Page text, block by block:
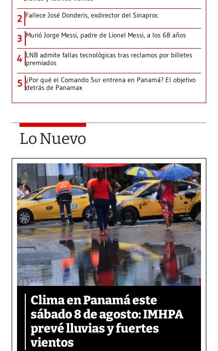
2 Fallece José Donderis, exdirector del Sinaproc
3 Murió Jorge Messi, padre de Lionel Messi, a los 68 años
4 LNB admite fallas tecnológicas tras reclamos por billetes
premiados
5 ¿Por qué el Comando Sur entrena en Panamá? El objetivo
detrás de Panamax
Lo Nuevo
Clima en Panamá este
sábado 8 de agosto: IMHPA
prevé lluvias y fuertes
vientos